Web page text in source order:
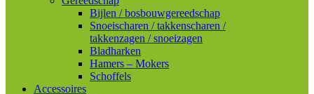
Bijlen / bosbouwgereedschap
Snoeischaren / takkenscharen /
takkenzagen / snoeizagen
Bladharken
Hamers – Mokers
Schoffels
Accessoires